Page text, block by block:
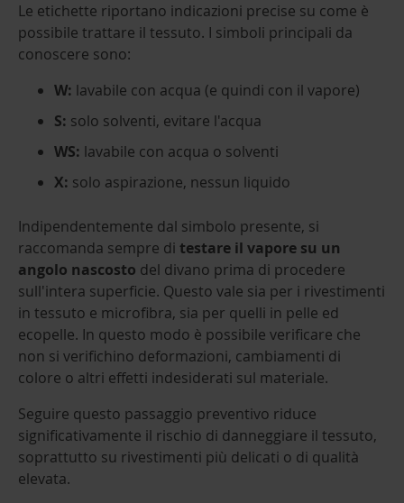
Le etichette riportano indicazioni precise su come è
possibile trattare il tessuto. I simboli principali da
conoscere sono:
W: lavabile con acqua (e quindi con il vapore)
S: solo solventi, evitare l'acqua
WS: lavabile con acqua o solventi
X: solo aspirazione, nessun liquido
Indipendentemente dal simbolo presente, si
raccomanda sempre di testare il vapore su un
angolo nascosto del divano prima di procedere
sull'intera superficie. Questo vale sia per i rivestimenti
in tessuto e microfibra, sia per quelli in pelle ed
ecopelle. In questo modo è possibile verificare che
non si verifichino deformazioni, cambiamenti di
colore o altri effetti indesiderati sul materiale.
Seguire questo passaggio preventivo riduce
significativamente il rischio di danneggiare il tessuto,
soprattutto su rivestimenti più delicati o di qualità
elevata.